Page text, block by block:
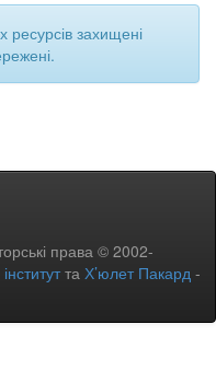
ресурсів захищені
права © 2002-
та Х’юлет Пакард -